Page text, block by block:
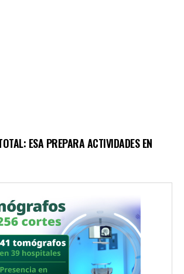
ESA PREPARA ACTIVIDADES EN